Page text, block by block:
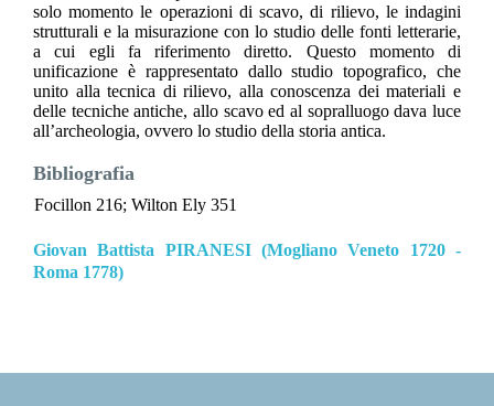
solo momento le operazioni di scavo, di rilievo, le indagini
strutturali e la misurazione con lo studio delle fonti letterarie,
a cui egli fa riferimento diretto. Questo momento di
unificazione è rappresentato dallo studio topografico, che
unito alla tecnica di rilievo, alla conoscenza dei materiali e
delle tecniche antiche, allo scavo ed al sopralluogo dava luce
all’archeologia, ovvero lo studio della storia antica.
Bibliografia
Focillon 216; Wilton Ely 351
Giovan Battista PIRANESI (Mogliano Veneto 1720 -
Roma 1778)